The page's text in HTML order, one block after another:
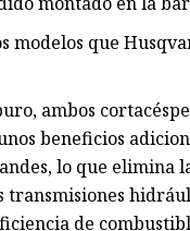
modelos que
ambos
beneficios
lo que
de